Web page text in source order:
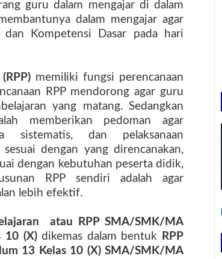
guru dalam mengajar di dalam
dalam mengajar agar
Kompetensi Dasar pada hari
memiliki fungsi perencanaan
RPP mendorong agar guru
yang matang. Sedangkan
memberikan pedoman agar
sistematis, dan pelaksanaan
dengan yang direncanakan,
dengan kebutuhan peserta didik,
RPP sendiri adalah agar
lebih efektif.
atau RPP SMA/SMK/MA
10 (X)dikemas dalam bentuk
RPP
13 Kelas 10 (X) SMA/SMK/MA